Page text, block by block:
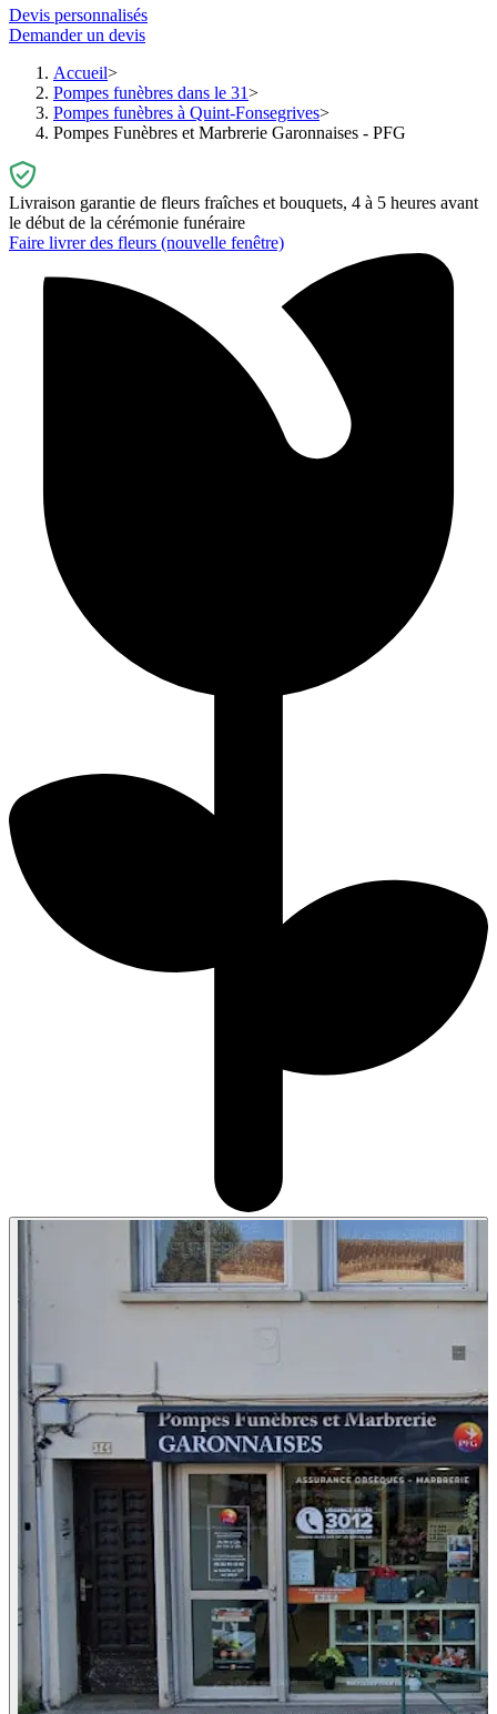
Devis personnalisés
Demander un devis
Accueil
Pompes funèbres dans le 31
Pompes funèbres à Quint-Fonsegrives
Pompes Funèbres et Marbrerie Garonnaises - PFG
Livraison garantie de fleurs fraîches et bouquets, 4 à 5 heures avant
le début de la cérémonie funéraire
Faire livrer des fleurs (nouvelle fenêtre)